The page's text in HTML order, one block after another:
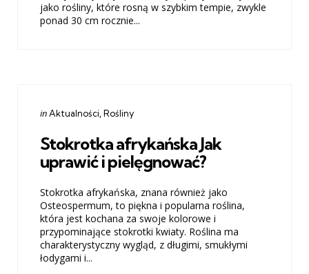
jako rośliny, które rosną w szybkim tempie, zwykle
ponad 30 cm rocznie...
Categories
Posted
inAktualności Rośliny
Stokrotka afrykańska Jak
uprawić i pielęgnować?
Stokrotka afrykańska, znana również jako
Osteospermum, to piękna i popularna roślina,
która jest kochana za swoje kolorowe i
przypominające stokrotki kwiaty. Roślina ma
charakterystyczny wygląd, z długimi, smukłymi
łodygami i...